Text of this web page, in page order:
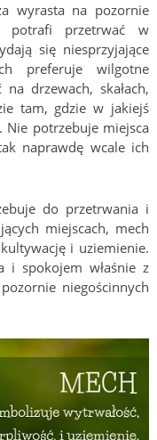
wyrasta na pozornie
potrafi przetrwać w
się niesprzyjające
preferuje wilgotne
drzewach, skałach,
tam, gdzie w jakiejś
Nie potrzebuje miejsca
naprawdę wcale ich
do przetrwania i
miejscach, mech
i uziemienie.
i spokojem właśnie z
niegościnnych